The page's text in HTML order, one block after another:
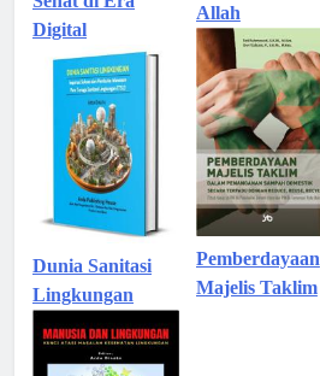
Digital
Dunia Sanitasi
Lingkungan
Allah
Pemberdayaan
Majelis Taklim